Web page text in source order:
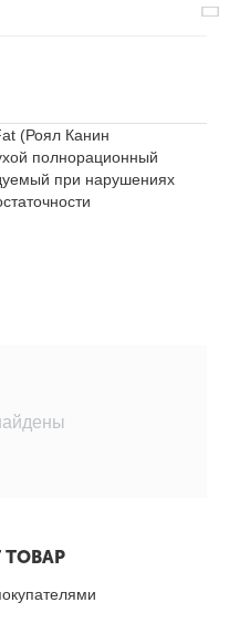
(Роял Канин
полнорационный
при нарушениях
ТОВАР